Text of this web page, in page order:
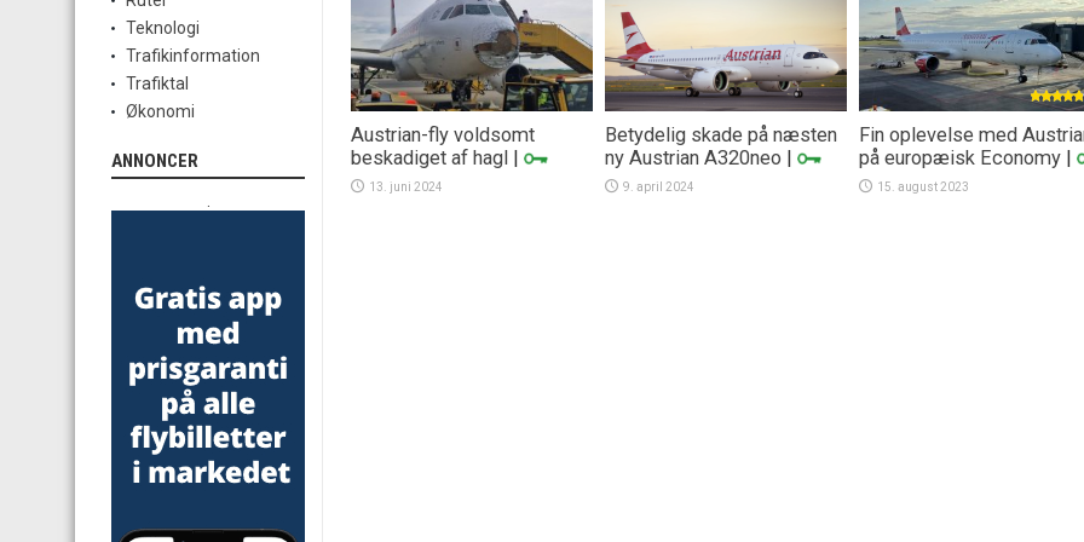
Austrian-fly voldsomt
beskadiget af hagl |
13. juni 2024
Betydelig skade på næsten
ny Austrian A320neo |
9. april 2024
Fin oplevelse med
på europæisk Economy |
15. august 2023
Teknologi
Trafikinformation
Trafiktal
Økonomi
ANNONCER